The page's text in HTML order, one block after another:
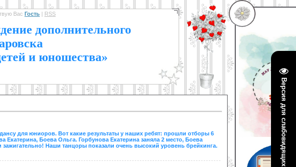
Версия для слабовидящих
Вас Гость | RSS
дополнительного
и юношества»
для юниоров. Вот какие результаты у наших ребят: прошли отборы 6
Боева Ольга. Горбунова Екатерина заняла 2 место, Боева
Наши танцоры показали очень высокий уровень брейкинга.